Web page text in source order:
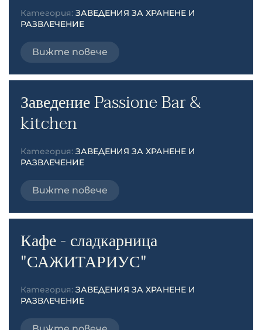
Категория: ЗАВЕДЕНИЯ ЗА ХРАНЕНЕ И
РАЗВЛЕЧЕНИЕ
Вижте повече
Заведение Passione Bar &
kitchen
Категория: ЗАВЕДЕНИЯ ЗА ХРАНЕНЕ И
РАЗВЛЕЧЕНИЕ
Вижте повече
Кафе - сладкарница
"САЖИТАРИУС"
Категория: ЗАВЕДЕНИЯ ЗА ХРАНЕНЕ И
РАЗВЛЕЧЕНИЕ